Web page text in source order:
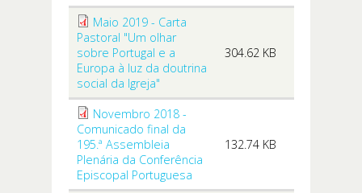
Maio 2019 - Carta
Pastoral "Um olhar
sobre Portugal e a
Europa à luz da doutrina
social da Igreja"
304.62 KB
Novembro 2018 -
Comunicado final da
195.ª Assembleia
Plenária da Conferência
Episcopal Portuguesa
132.74 KB